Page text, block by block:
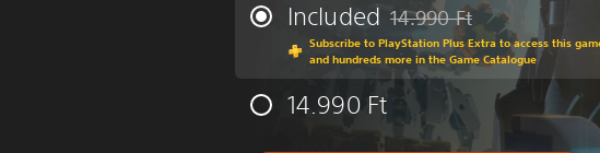
Included Discounted from original
14.990 Ft
Subscribe to PlayStation Plus Extra to access this
and hundreds more in the Game Catalogue
14.990 Ft